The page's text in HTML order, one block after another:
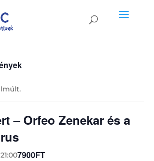
– Orfeo Zenekar és a
21:007900FT